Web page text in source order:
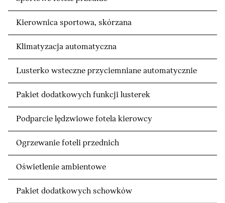
Kierownica sportowa, skórzana
Klimatyzacja automatyczna
Lusterko wsteczne przyciemniane automatycznie
Pakiet dodatkowych funkcji lusterek
Podparcie lędzwiowe fotela kierowcy
Ogrzewanie foteli przednich
Oświetlenie ambientowe
Pakiet dodatkowych schowków